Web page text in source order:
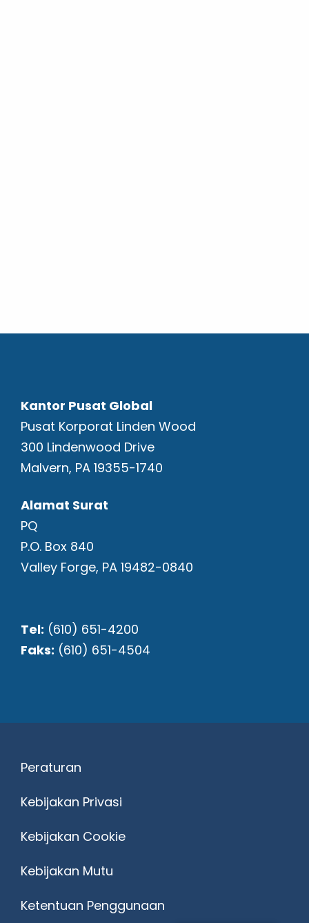
Kantor Pusat Global
Pusat Korporat Linden Wood
300 Lindenwood Drive
Malvern, PA 19355-1740
Alamat Surat
PQ
P.O. Box 840
Valley Forge, PA 19482-0840
Tel: (610) 651-4200
Faks: (610) 651-4504
Peraturan
Kebijakan Privasi
Kebijakan Cookie
Kebijakan Mutu
Ketentuan Penggunaan